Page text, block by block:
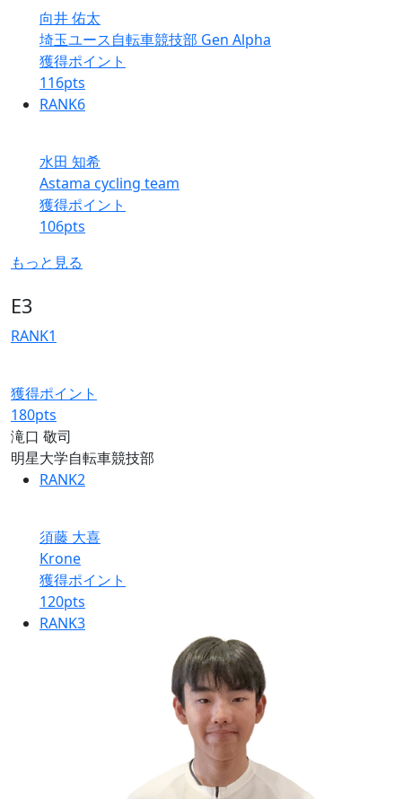
向井 佑太
埼玉ユース自転車競技部 Gen Alpha
獲得ポイント
116pts
RANK6
水田 知希
Astama cycling team
獲得ポイント
106pts
もっと見る
E3
RANK1
獲得ポイント
180pts
滝口 敬司
明星大学自転車競技部
RANK2
須藤 大喜
Krone
獲得ポイント
120pts
RANK3